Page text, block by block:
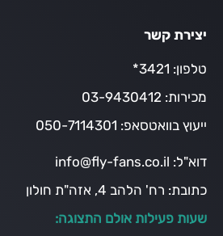
יצירת קשר
טלפון: 3421*
מכירות: 03-9430412
ייעוץ בוואטסאפ: 050-7114301
דוא"ל: info@fly-fans.co.il
כתובת: רח' הלהב 4, אזה"ת חולון
שעות פעילות אולם התצוגה: